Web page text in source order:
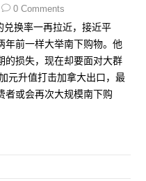
0 Comments
换率一再拉近，接近平
年前一样大举南下购物。他
的损失，现在却要面对大群
元升值打击加拿大出口，最
者或会再次大规模南下购